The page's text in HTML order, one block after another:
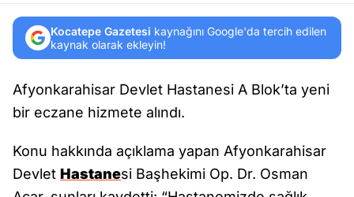
Kocatepe Gazetesi kaynağını Google'da tercih edilen
kaynak olarak ekleyin!
Afyonkarahisar Devlet Hastanesi A Blok’ta yeni
bir eczane hizmete alındı.
Konu hakkında açıklama yapan Afyonkarahisar
Devlet Hastanesi Başhekimi Op. Dr. Osman